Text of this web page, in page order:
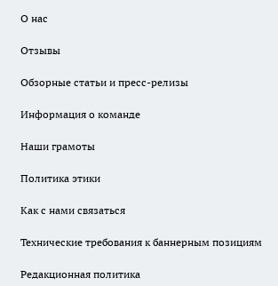
О нас
Отзывы
Обзорные статьи и пресс-релизы
Информация о команде
Наши грамоты
Политика этики
Как с нами связаться
Технические требования к баннерным позициям
Редакционная политика